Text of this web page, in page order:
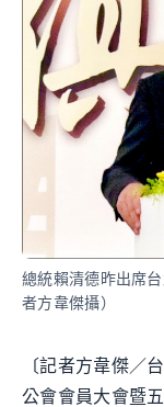
總統賴清德昨出席
者方韋傑攝）
〔記者方韋傑／
公會會員大會暨